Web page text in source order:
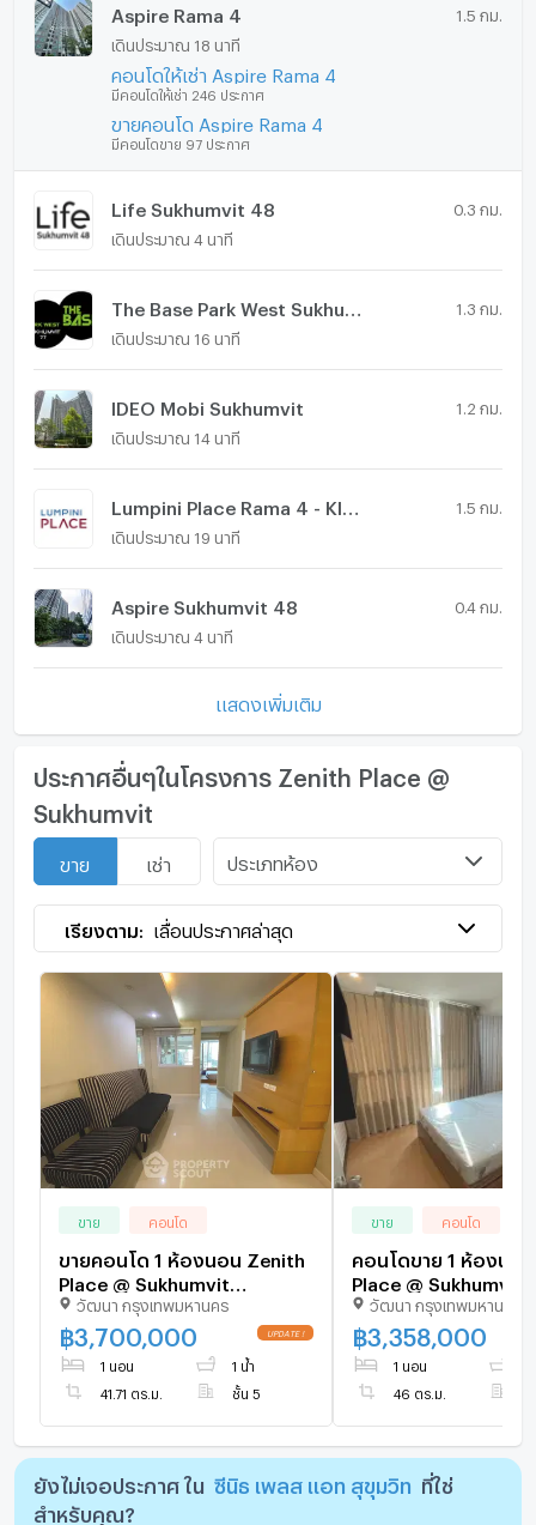
Aspire Rama 4 1.5 กม.
เดินประมาณ 18 นาที
คอนโดให้เช่า Aspire Rama 4
มีคอนโดให้เช่า 246 ประกาศ
ขายคอนโด Aspire Rama 4
มีคอนโดขาย 97 ประกาศ
Life Sukhumvit 48 0.3 กม.
เดินประมาณ 4 นาที
1.3 กม.
เดินประมาณ 16 นาที
IDEO Mobi Sukhumvit 1.2 กม.
เดินประมาณ 14 นาที
1.5 กม.
เดินประมาณ 19 นาที
Aspire Sukhumvit 48 0.4 กม.
เดินประมาณ 4 นาที
แสดงเพิ่มเติม
ประกาศอื่นๆในโครงการ Zenith Place @
Sukhumvit
ขาย เช่า ประเภทห้อง
เรียงตาม: เลื่อนประกาศล่าสุด
ขาย คอนโด
ขายคอนโด 1 ห้องนอน Zenith
Place @ Sukhumvit
Condominium ใกล้ BTS
พระโขนง (ID 1315150)
วัฒนา กรุงเทพมหานคร
฿3,700,000 UPDATE !
1 นอน 1 น้ำ
41.71 ตร.ม. ชั้น 5
ขาย คอนโด
คอนโดขาย 1 ห้องนอ
Place @ Sukhumvit
พระโขนง (ID
วัฒนา กรุงเทพมหานคร
฿3,358,000
1 นอน
46 ตร.ม.
ยังไม่เจอประกาศ ใน ซีนิธ เพลส แอท สุขุมวิท
ที่ใช่
สำหรับคุณ?